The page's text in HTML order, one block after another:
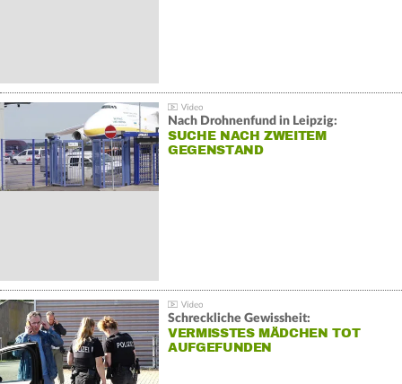
Nach Drohnenfund in Leipzig:
SUCHE NACH ZWEITEM
GEGENSTAND
Schreckliche Gewissheit:
VERMISSTES MÄDCHEN TOT
AUFGEFUNDEN